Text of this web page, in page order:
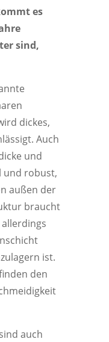
es
sind,
dickes,
Auch
und
und robust,
außen der
braucht
ist.
den
auch